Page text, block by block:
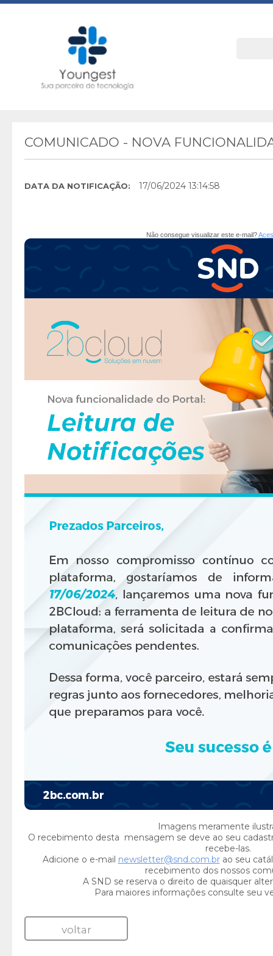
COMUNICADO - NOVA
DATA DA NOTIFICAÇÃO: 17/06/2024 13:14:58
Não consegue visualizar este e-mail?
Imagens meramente
O recebimento desta mensagem se deve ao seu
recebe-las.
Adicione o e-mail newsletter@snd.com.brao seu
recebimento dos nossos
A SND se reserva o direito de quaisquer
Para maiores informações consulte seu
voltar